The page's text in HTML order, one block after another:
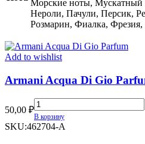
Морские ноты, Мускатный
Нероли, Пачули, Персик,
Розмарин, Фиалка,
Add to wishlist
Armani Acqua Di Gio
50,00 ₽
Armani
Acqua
Di
В корзину
SKU:462704-A